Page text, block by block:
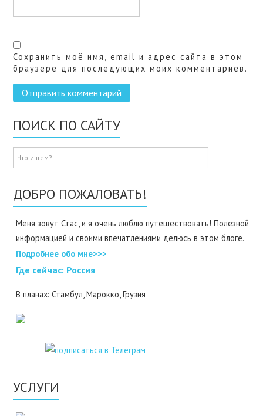
Сохранить моё имя, email и адрес сайта в этом
браузере для последующих моих комментариев.
ПОИСК ПО САЙТУ
ДОБРО ПОЖАЛОВАТЬ!
Меня зовут Стас, и я очень люблю путешествовать! Полезной
информацией и своими впечатлениями делюсь в этом блоге.
Подробнее обо мне>>>
Где cейчас: Россия
В планах: Стамбул, Марокко, Грузия
УСЛУГИ